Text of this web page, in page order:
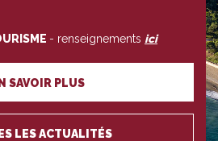
- renseignements ici
SAVOIR PLUS
LES ACTUALITÉS